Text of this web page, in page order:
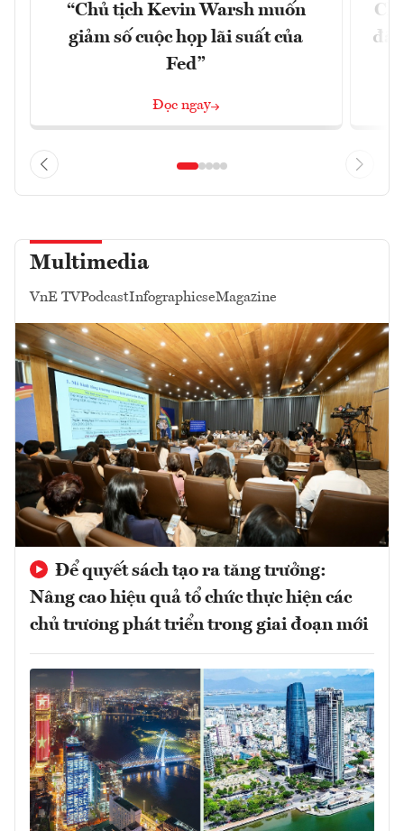
“Chủ tịch Kevin Warsh muốn
giảm số cuộc họp lãi suất của
Fed”
Đọc ngay
đã
Multimedia
VnE TVPodcastInfographicseMagazine
Để quyết sách tạo ra tăng trưởng:
Nâng cao hiệu quả tổ chức thực hiện các
chủ trương phát triển trong giai đoạn mới